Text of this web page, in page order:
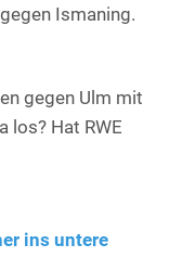
Ismaning.
gegen Ulm mit
los? Hat RWE
ins untere